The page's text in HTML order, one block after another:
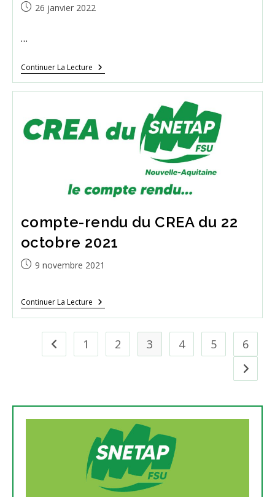
Publication
26 janvier 2022
…
Continuer La LectureCHSCTREA
Du
26
Le
Communiqué
compte-rendu du CREA du 22
octobre 2021
Publication
9 novembre 2021
Continuer La LectureCompte-
Rendu
Du
CREA
Go to the previous page
1 2 3 4 5 6
Aller à